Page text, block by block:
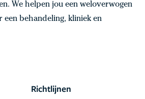
We helpen jou een weloverwogen
een behandeling, kliniek en
Richtlijnen